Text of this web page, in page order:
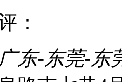
：
东-东莞-东